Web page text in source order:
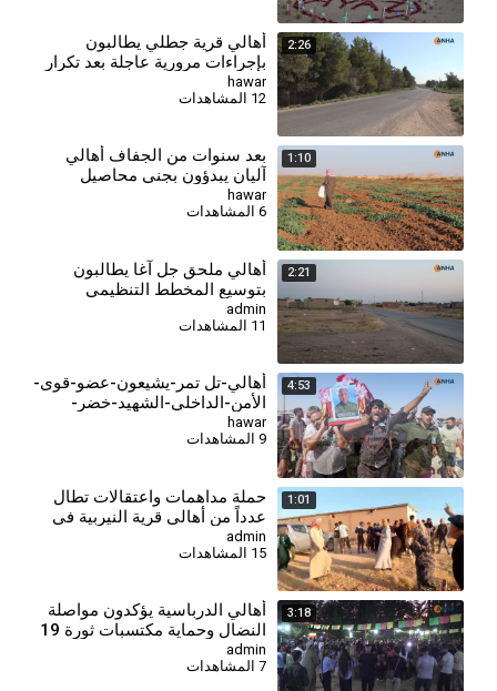
2:26
أهالي قرية جطلي يطالبون
بإجراءات مرورية عاجلة بعد تكرار
الحوادث
hawar
1:10
بعد سنوات من الجفاف أهالي
آليان يبدؤون بجني محاصيل
الحقول البعلية
hawar
6 المشاهدات
2:21
⁣أهالي ملحق جل آغا يطالبون
بتوسيع المخطط التنظيمي
للحصول على الخدمات الأساسية
admin
11 المشاهدات
4:53
أهالي-تل تمر-يشيعون-عضو-قوى-
الأمن-الداخلي-الشهيد-خضر-
سمعيلة
hawar
9 المشاهدات
1:01
حملة مداهمات واعتقالات تطال
عدداً من أهالي قرية النيربية في
منطقة الشهباء
admin
15 المشاهدات
3:18
أهالي الدرباسية يؤكدون مواصلة
النضال وحماية مكتسبات ثورة 19
تموز
admin
7 المشاهدات